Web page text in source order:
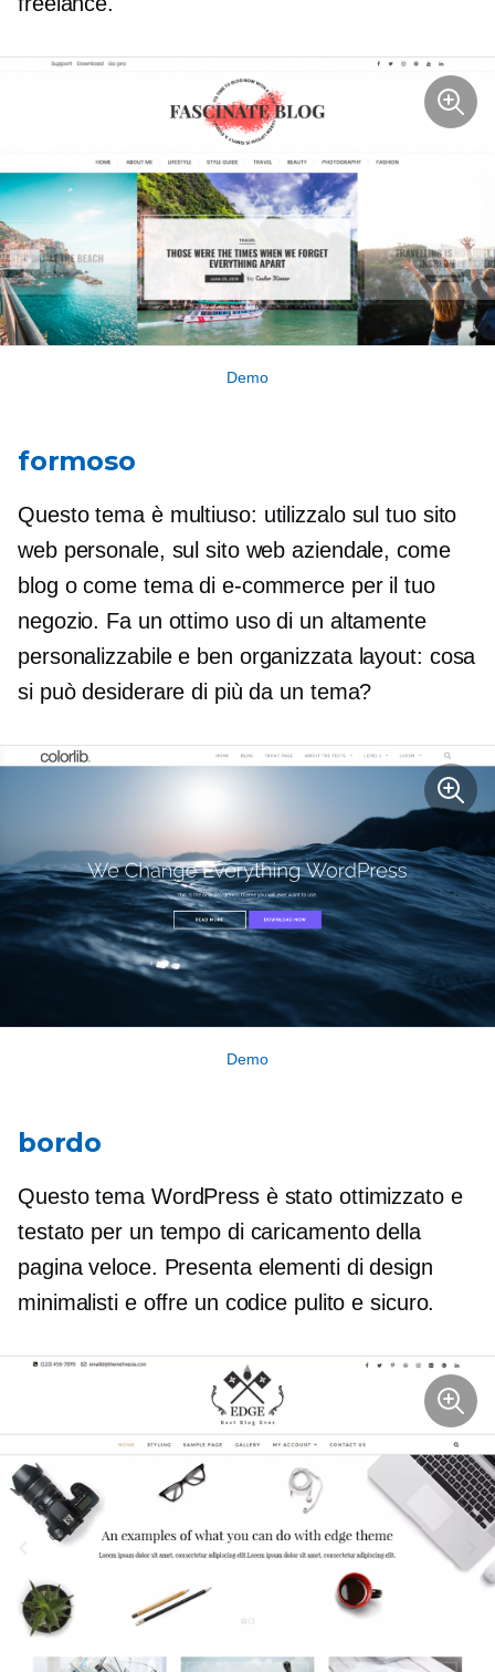
Demo
formoso
Questo tema è multiuso: utilizzalo sul tuo sito
web personale, sul sito web aziendale, come
blog o come tema di e-commerce per il tuo
negozio. Fa un ottimo uso di un altamente
personalizzabile e ben organizzatalayout: cosa
si può desiderare di più da un tema?
Demo
bordo
Questo tema WordPress è stato ottimizzato e
testato per un tempo di caricamento della
pagina veloce. Presenta elementi di design
minimalisti e offre un codice pulito e sicuro.